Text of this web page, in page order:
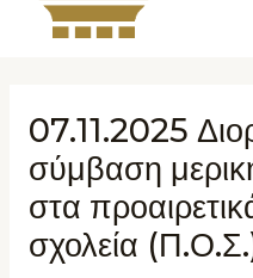
07.11.2025
σύμβαση
στα
σχολεία